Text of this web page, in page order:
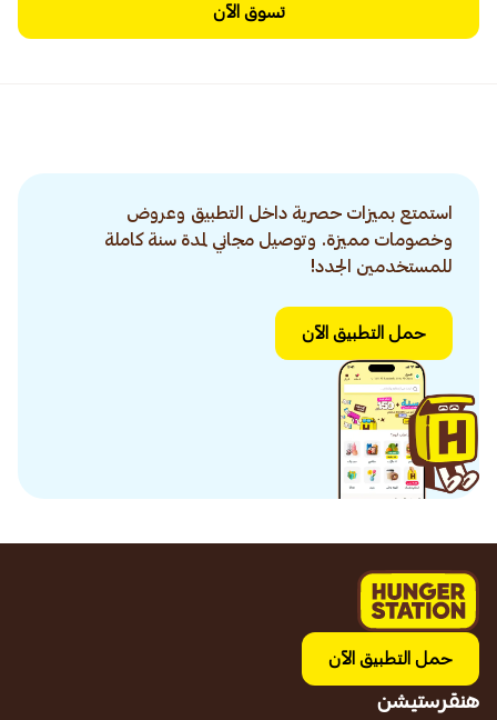
تسوق الآن
استمتع بميزات حصرية داخل التطبيق وعروض
وخصومات مميزة. وتوصيل مجاني لمدة سنة كاملة
للمستخدمين الجدد!
حمل التطبيق الآن
حمل التطبيق الآن
هنقرستيشن